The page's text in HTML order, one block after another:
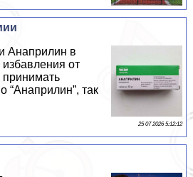
Анаприлин в
от
принимать
“Анаприлин”, так
25 07 2026 5:12:12